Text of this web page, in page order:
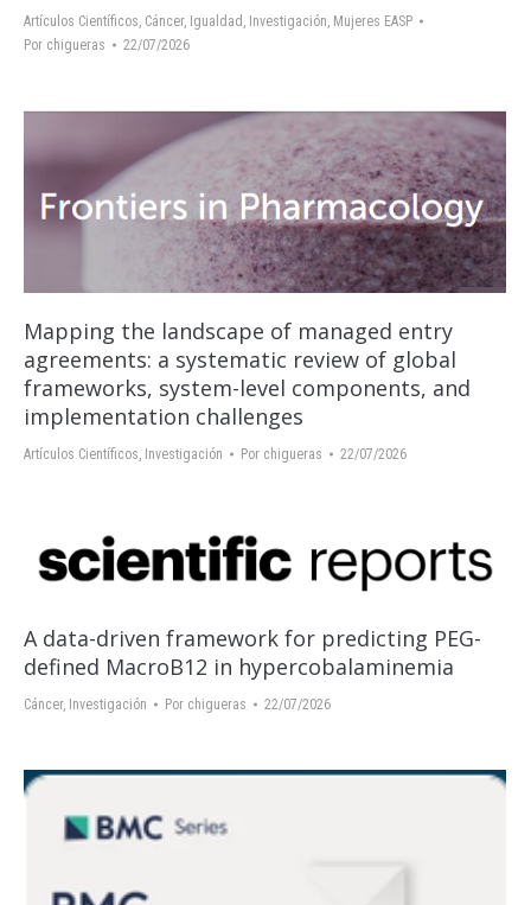
Artículos Científicos, Cáncer, Igualdad , Investigación, Mujeres EASP
Por chigueras 22/07/2026
Mapping the landscape of managed entry
agreements: a systematic review of global
frameworks, system-level components, and
implementation challenges
Artículos Científicos Investigación Por chigueras 22/07/2026
A data-driven framework for predicting PEG-
defined MacroB12 in hypercobalaminemia
Cáncer, Investigación Por chigueras 22/07/2026